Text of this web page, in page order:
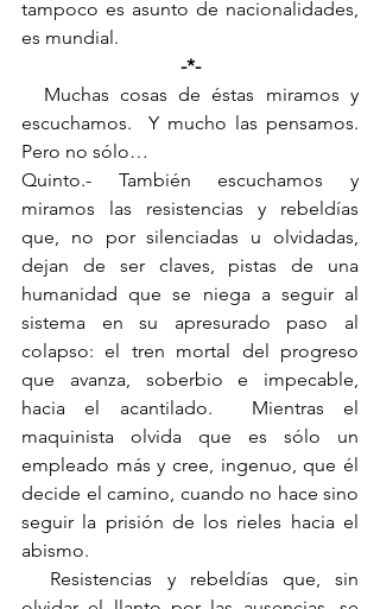
tampoco es asunto de nacionalidades,
es mundial.
-*-
escuchamos.  Y mucho las pensamos.
Pero no sólo…
Quinto.- También escuchamos y
miramos las resistencias y rebeldías
que, no por silenciadas u olvidadas,
dejan de ser claves, pistas de una
humanidad que se niega a seguir al
sistema en su apresurado paso al
colapso: el tren mortal del progreso
que avanza, soberbio e impecable,
hacia el acantilado.  Mientras el
maquinista olvida que es sólo un
empleado más y cree, ingenuo, que él
decide el camino, cuando no hace sino
seguir la prisión de los rieles hacia el
abismo.